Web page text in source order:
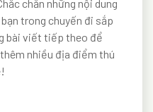
chắn những nội dung
trong chuyến đi sắp
bài viết tiếp theo để
nhiều địa điểm thú